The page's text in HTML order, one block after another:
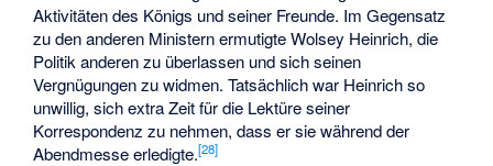
Aktivitäten des Königs und seiner Freunde. Im Gegensatz
zu den anderen Ministern ermutigte Wolsey Heinrich, die
Politik anderen zu überlassen und sich seinen
Vergnügungen zu widmen. Tatsächlich war Heinrich so
unwillig, sich extra Zeit für die Lektüre seiner
Korrespondenz zu nehmen, dass er sie während der
Abendmesse erledigte.[28]